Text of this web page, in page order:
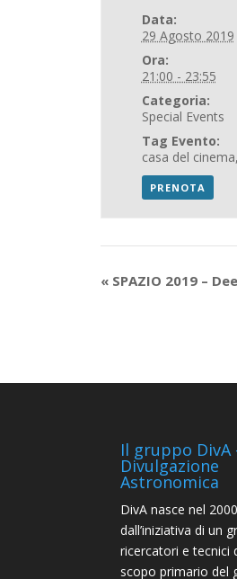
Data:
29 Agosto 2019
Ora:
21:00 - 23:55
Categoria:
Special Events
Tag Evento:
casa del cinema,
PRENOTA
« SPAZIO 2019 –
Il gruppo DivA
Divulgazione
Astronomica
DivA nasce nel
dall’iniziativa di un
ricercatori e tecnici
scopo primario del